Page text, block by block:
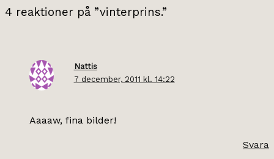
4 reaktioner på ”vinterprins.”
Nattis
7 december, 2011 kl. 14:22
Aaaaw, fina bilder!
Svara